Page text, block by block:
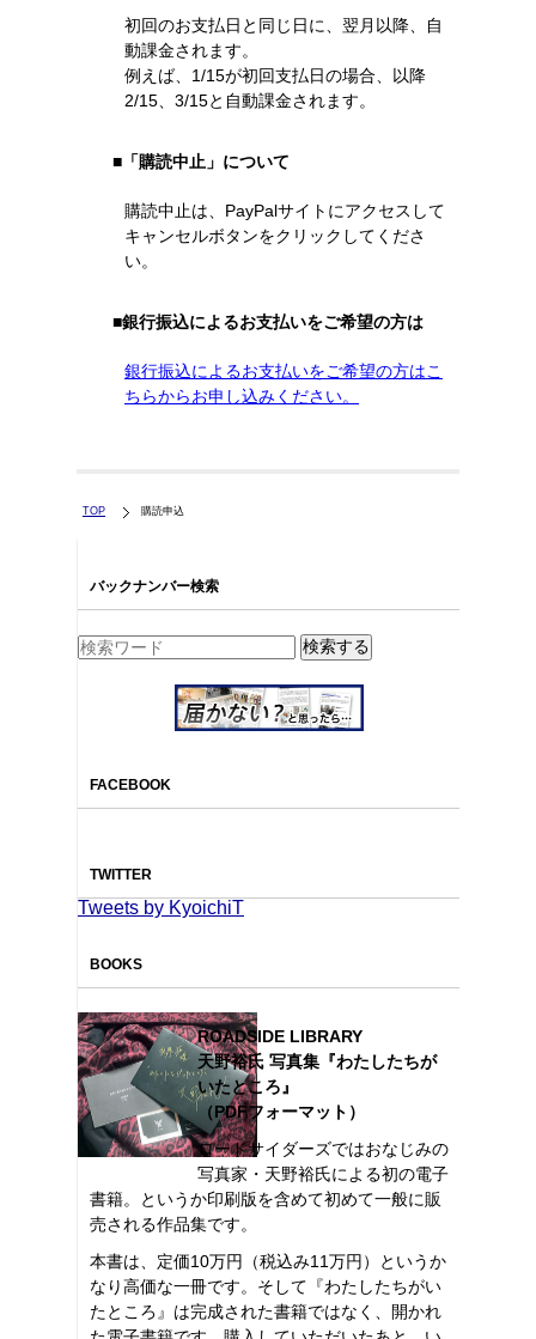
初回のお支払日と同じ日に、翌月以降、自
動課金されます。
例えば、1/15が初回支払日の場合、以降
2/15、3/15と自動課金されます。
■「購読中止」について
購読中止は、PayPalサイトにアクセスして
キャンセルボタンをクリックしてくださ
い。
■銀行振込によるお支払いをご希望の方は
銀行振込によるお支払いをご希望の方はこ
ちらからお申し込みください。
TOP 購読申込
バックナンバー検索
FACEBOOK
TWITTER
Tweets by KyoichiT
BOOKS
ROADSIDE LIBRARY
天野裕氏 写真集『わたしたちが
いたところ』
（PDFフォーマット）
ロードサイダーズではおなじみの
写真家・天野裕氏による初の電子
書籍。というか印刷版を含めて初めて一般に販
売される作品集です。
本書は、定価10万円（税込み11万円）というか
なり高価な一冊です。そして『わたしたちがい
たところ』は完成された書籍ではなく、開かれ